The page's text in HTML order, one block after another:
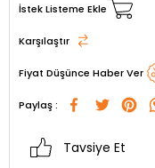
İstek Listeme Ekle
Karşılaştır
Fiyat Düşünce Haber Ver
Paylaş :
Tavsiye Et